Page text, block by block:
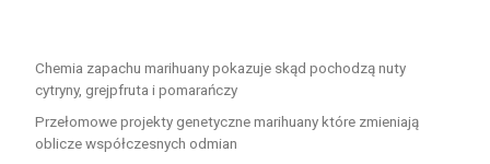
Chemia zapachu marihuany pokazuje skąd pochodzą nuty
cytryny, grejpfruta i pomarańczy
Przełomowe projekty genetyczne marihuany które zmieniają
oblicze współczesnych odmian